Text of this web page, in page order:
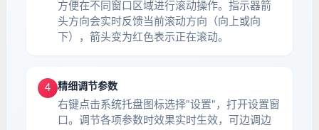
方便在不同窗口区域进行滚动操作。指示器箭
头方向会实时反馈当前滚动方向（向上或向
下），箭头变为红色表示正在滚动。
4 精细调节参数
右键点击系统托盘图标选择"设置"，打开设置窗
口。调节各项参数时效果实时生效，可边调边